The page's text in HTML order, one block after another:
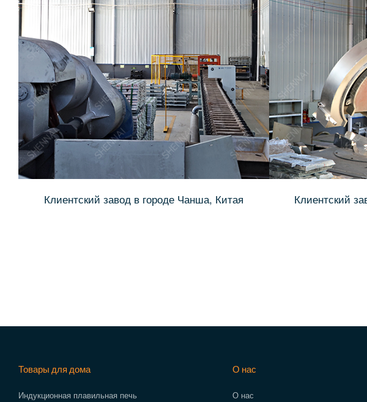
Клиентский завод в городе Чанша, Китая Клиентский
Товары для дома
Индукционная плавильная печь
О нас
О нас